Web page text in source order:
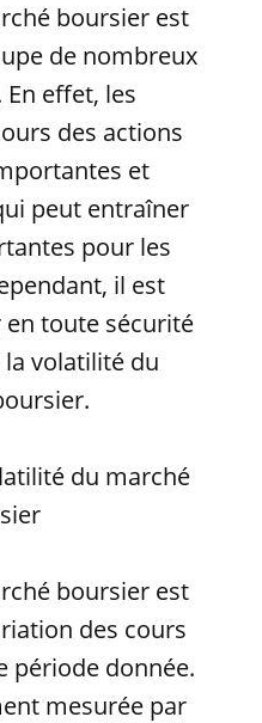
boursier est
de nombreux
effet, les
des actions
et
peut entraîner
pour les
il est
toute sécurité
volatilité du
du marché
boursier est
des cours
période donnée.
mesurée par